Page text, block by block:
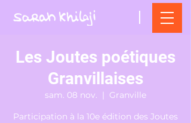
Les Joutes poétiques
Granvillaises
sam. 08 nov.
  |
Granville
Participation à la 10e édition des Joutes